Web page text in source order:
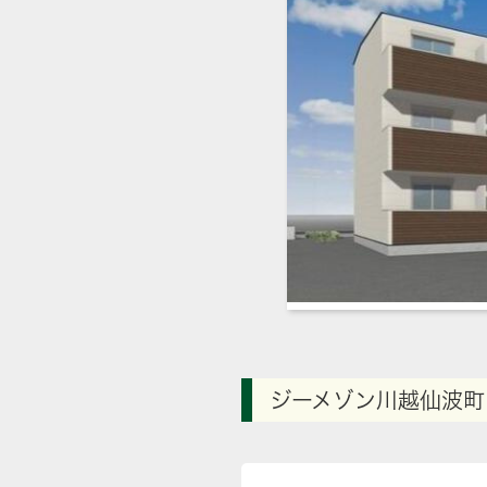
ジーメゾン川越仙波